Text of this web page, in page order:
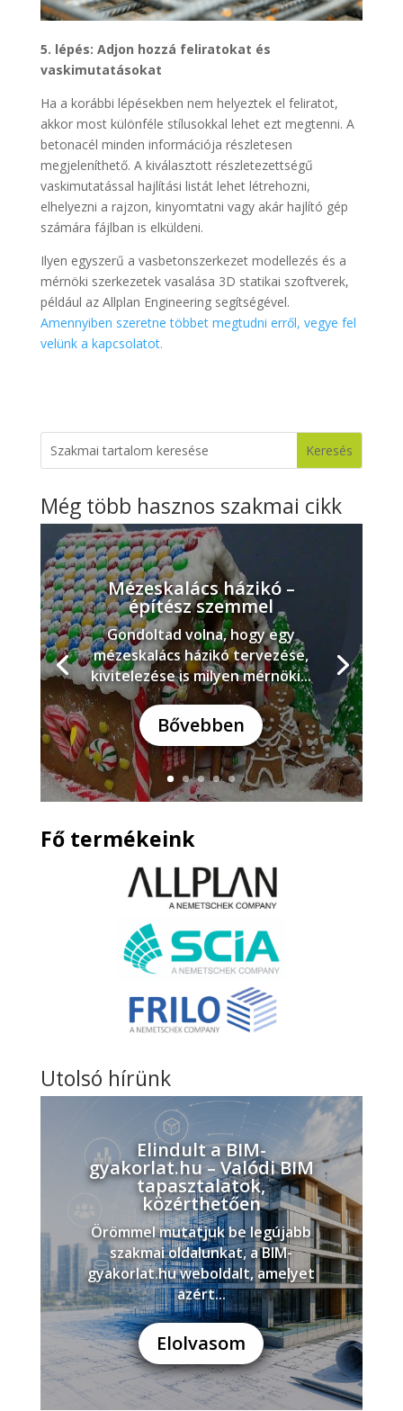
5. lépés: Adjon hozzá feliratokat és
vaskimutatásokat
Ha a korábbi lépésekben nem helyeztek el feliratot,
akkor most különféle stílusokkal lehet ezt megtenni. A
betonacél minden információja részletesen
megjeleníthető. A kiválasztott részletezettségű
vaskimutatással hajlítási listát lehet létrehozni,
elhelyezni a rajzon, kinyomtatni vagy akár hajlító gép
számára fájlban is elküldeni.
Ilyen egyszerű a vasbetonszerkezet modellezés és a
mérnöki szerkezetek vasalása 3D statikai szoftverek,
például az Allplan Engineering segítségével.
Amennyiben szeretne többet megtudni erről, vegye fel
velünk a kapcsolatot.
Még több hasznos szakmai cikk
Mézeskalács házikó –
építész szemmel
Gondoltad volna, hogy egy
mézeskalács házikó tervezése,
kivitelezése is milyen mérnöki...
Bővebben
Fő termékeink
Utolsó hírünk
Elindult a BIM-
gyakorlat.hu – Valódi BIM
tapasztalatok,
közérthetően
Örömmel mutatjuk be legújabb
szakmai oldalunkat, a BIM-
gyakorlat.hu weboldalt, amelyet
azért...
Elolvasom